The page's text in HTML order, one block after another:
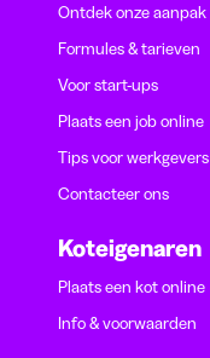
Ontdek onze aanpak
Formules & tarieven
Voor start-ups
Plaats een job online
Tips voor werkgevers
Contacteer ons
Koteigenaren
Plaats een kot online
Info & voorwaarden